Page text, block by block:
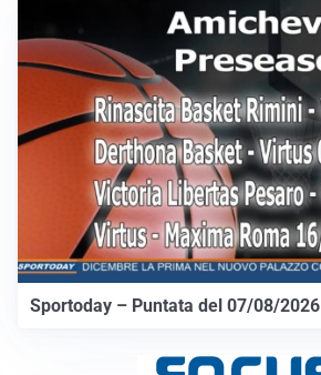
Sportoday – Puntata del 07/08/2026